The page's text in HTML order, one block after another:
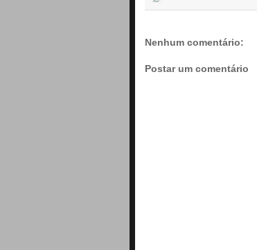
Nenhum comentário:
Postar um comentário